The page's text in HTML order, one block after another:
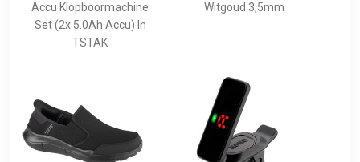
Accu Klopboormachine
Set (2x 5.0Ah Accu) In
TSTAK
Witgoud 3,5mm